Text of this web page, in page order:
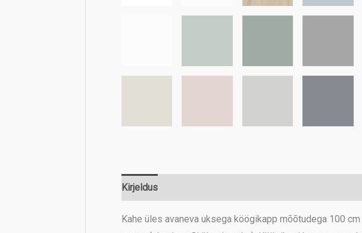
Kirjeldus
Kahe üles avaneva uksega köögikapp mõõtudega 100